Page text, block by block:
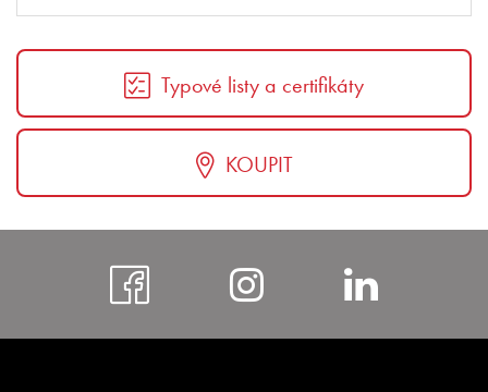
Typové listy a certifikáty
KOUPIT
https://https://